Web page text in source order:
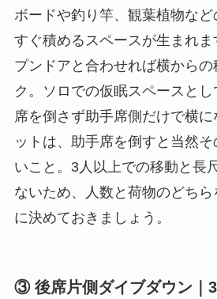
ボードや釣り竿、観葉植物な
すぐ積めるスペースが生まれ
プンドアと合わせれば横からの
ク。ソロでの仮眠スペースと
席を倒さず助手席側だけで横に
ットは、助手席を倒すと当然
いこと。3人以上での移動と長
ないため、人数と荷物のどち
に決めておきましょう。
③ 後席片側ダイブダウン｜